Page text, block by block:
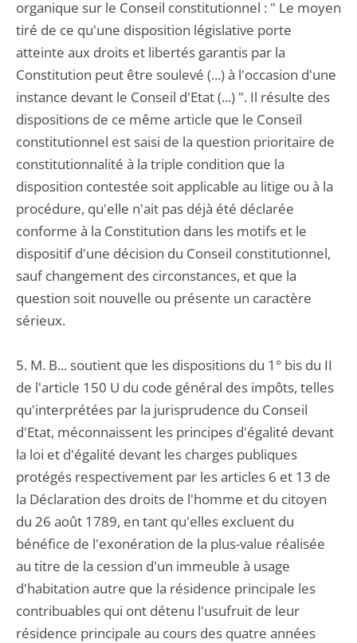
organique sur le Conseil constitutionnel : " Le moyen
tiré de ce qu'une disposition législative porte
atteinte aux droits et libertés garantis par la
Constitution peut être soulevé (...) à l'occasion d'une
instance devant le Conseil d'Etat (...) ". Il résulte des
dispositions de ce même article que le Conseil
constitutionnel est saisi de la question prioritaire de
constitutionnalité à la triple condition que la
disposition contestée soit applicable au litige ou à la
procédure, qu'elle n'ait pas déjà été déclarée
conforme à la Constitution dans les motifs et le
dispositif d'une décision du Conseil constitutionnel,
sauf changement des circonstances, et que la
question soit nouvelle ou présente un caractère
sérieux.
5. M. B... soutient que les dispositions du 1° bis du II
de l'article 150 U du code général des impôts, telles
qu'interprétées par la jurisprudence du Conseil
d'Etat, méconnaissent les principes d'égalité devant
la loi et d'égalité devant les charges publiques
protégés respectivement par les articles 6 et 13 de
la Déclaration des droits de l'homme et du citoyen
du 26 août 1789, en tant qu'elles excluent du
bénéfice de l'exonération de la plus-value réalisée
au titre de la cession d'un immeuble à usage
d'habitation autre que la résidence principale les
contribuables qui ont détenu l'usufruit de leur
résidence principale au cours des quatre années